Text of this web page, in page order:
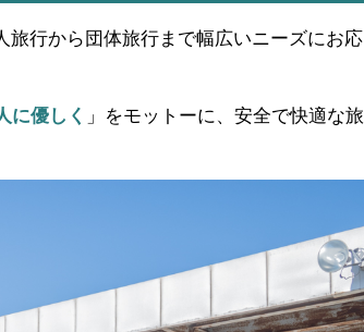
行から団体旅行まで幅広いニーズにお応
に優しく 」をモットーに、安全で快適な旅